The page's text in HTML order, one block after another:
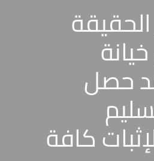
: تغيير الحقيقة
حصل
كافة